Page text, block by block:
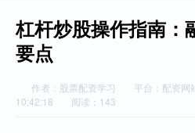
杠杆炒股操作指南：
要点
作者：股票配资学习 平台：配资网
10:42:18
阅读：143